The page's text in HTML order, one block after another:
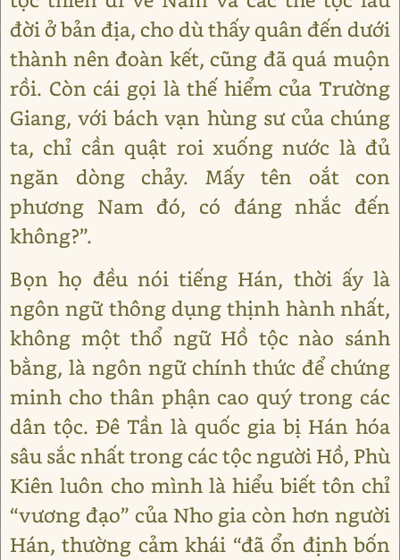
đời ở bản địa, cho dù thấy quân đến dưới
thành nên đoàn kết, cũng đã quá muộn
rồi. Còn cái gọi là thế hiểm của Trường
Giang, với bách vạn hùng sư của chúng
ta, chỉ cần quật roi xuống nước là đủ
ngăn dòng chảy. Mấy tên oắt con
phương Nam đó, có đáng nhắc đến
không?”.
Bọn họ đều nói tiếng Hán, thời ấy là
ngôn ngữ thông dụng thịnh hành nhất,
không một thổ ngữ Hồ tộc nào sánh
bằng, là ngôn ngữ chính thức để chứng
minh cho thân phận cao quý trong các
dân tộc. Đê Tần là quốc gia bị Hán hóa
sâu sắc nhất trong các tộc người Hồ, Phù
Kiên luôn cho mình là hiểu biết tôn chỉ
“vương đạo” của Nho gia còn hơn người
Hán, thường cảm khái “đã ổn định bốn